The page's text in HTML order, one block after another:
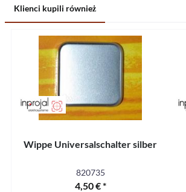
Klienci kupili również
Wippe Universalschalter silber
820735
4,50 € *